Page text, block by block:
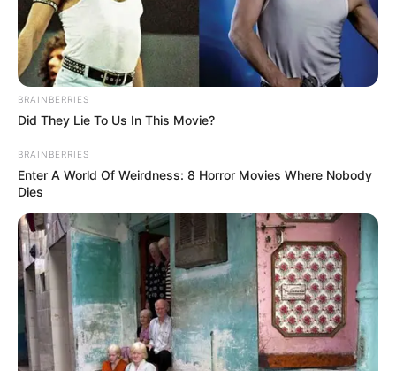
BRAINBERRIES
Did They Lie To Us In This Movie?
BRAINBERRIES
Enter A World Of Weirdness: 8 Horror Movies Where Nobody
Dies